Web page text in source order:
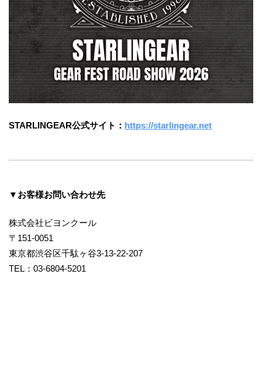
STARLINGEAR公式サイト： https://starlingear.net
▼お客様お問い合わせ先
株式会社ビヨンクール
〒151-0051
東京都渋谷区千駄ヶ谷3-13-22-207
TEL：03-6804-5201